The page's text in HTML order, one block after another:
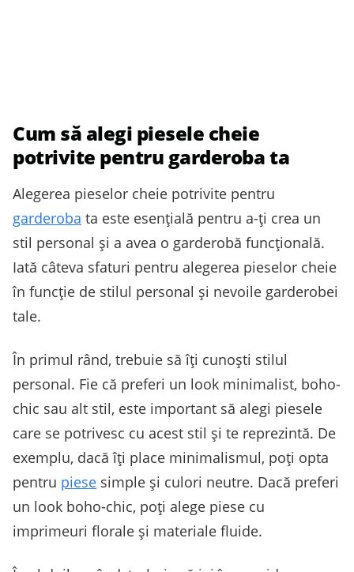
Cum să alegi piesele cheie
potrivite pentru garderoba ta
Alegerea pieselor cheie potrivite pentru
garderoba ta este esențială pentru a-ți crea un
stil personal și a avea o garderobă funcțională.
Iată câteva sfaturi pentru alegerea pieselor cheie
în funcție de stilul personal și nevoile garderobei
tale.
În primul rând, trebuie să îți cunoști stilul
personal. Fie că preferi un look minimalist, boho-
chic sau alt stil, este important să alegi piesele
care se potrivesc cu acest stil și te reprezintă. De
exemplu, dacă îți place minimalismul, poți opta
pentru piese simple și culori neutre. Dacă preferi
un look boho-chic, poți alege piese cu
imprimeuri florale și materiale fluide.